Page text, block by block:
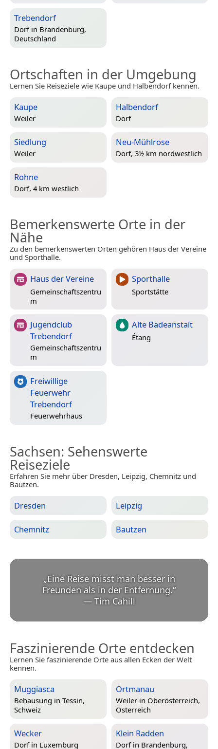
Trebendorf
Dorf in Brandenburg,
Deutschland
Ortschaften in der Umgebung
Lernen Sie Reiseziele wie Kaupe und Halbendorf kennen.
Kaupe
Weiler
Halbendorf
Dorf
Siedlung
Weiler
Neu-Mühlrose
Dorf, 3½ km nordwestlich
Rohne
Dorf, 4 km westlich
Bemerkenswerte Orte in der
Nähe
Zu den bemerkenswerten Orten gehören Haus der Vereine
und Sporthalle.
Haus der Vereine
Gemeinschaftszentru
m
Sporthalle
Sportstätte
Jugendclub
Trebendorf
Gemeinschaftszentru
m
Alte Badeanstalt
Étang
Freiwillige
Feuerwehr
Trebendorf
Feuerwehrhaus
Sachsen: Sehenswerte
Reiseziele
Erfahren Sie mehr über Dresden, Leipzig, Chemnitz und
Bautzen.
Dresden Leipzig
Chemnitz Bautzen
„Eine Reise misst man besser in
Freunden als in der Entfernung. “
— Tim Cahill
Faszinierende Orte entdecken
Lernen Sie faszinierende Orte aus allen Ecken der Welt
kennen.
Muggiasca
Behausung in Tessin,
Schweiz
Ortmanau
Weiler in Oberösterreich,
Österreich
Wecker
Dorf in Luxemburg
Klein Radden
Dorf in Brandenburg,